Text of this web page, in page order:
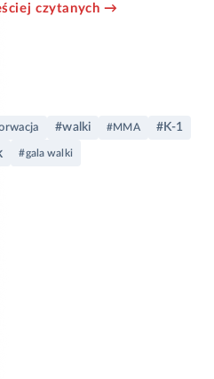
czytanych →
#walki #MMA #K-1
#gala walki